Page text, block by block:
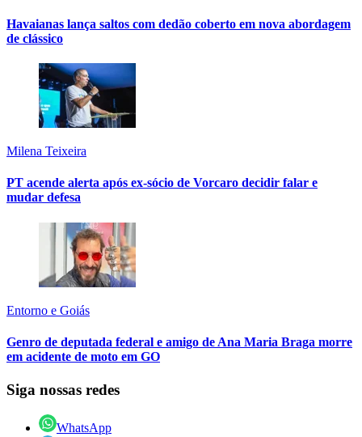
Havaianas lança saltos com dedão coberto em nova abordagem
de clássico
Milena Teixeira
PT acende alerta após ex-sócio de Vorcaro decidir falar e
mudar defesa
Entorno e Goiás
Genro de deputada federal e amigo de Ana Maria Braga morre
em acidente de moto em GO
Siga nossas redes
WhatsApp